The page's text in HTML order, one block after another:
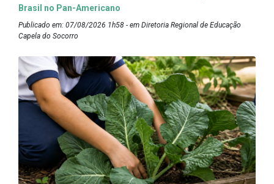
Brasil no Pan-Americano
Publicado em: 07/08/2026 1h58 - em Diretoria Regional de Educação
Capela do Socorro